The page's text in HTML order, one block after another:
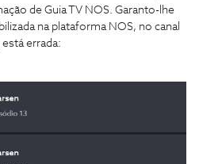
de Guia TV NOS. Garanto-lhe
na plataforma NOS, no canal
errada: